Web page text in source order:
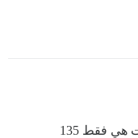
نقطة جيدة. نسخة الاحتياطي بدون مرفقات هي فقط 135